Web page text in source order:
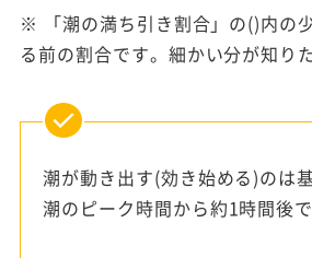
※ 「潮の満ち引き割合」の()内の
る前の割合です。細かい分が知り
潮が動き出す(効き始める)のは
潮のピーク時間から約1時間後